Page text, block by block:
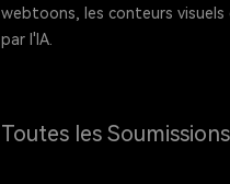
webtoons, les conteurs
par l'IA.
Toutes les Soumissions